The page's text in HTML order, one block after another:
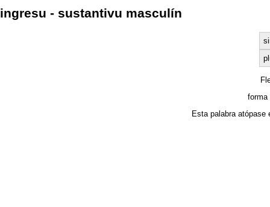
ingresu - sustantivu masculín
Esta palabra atópase